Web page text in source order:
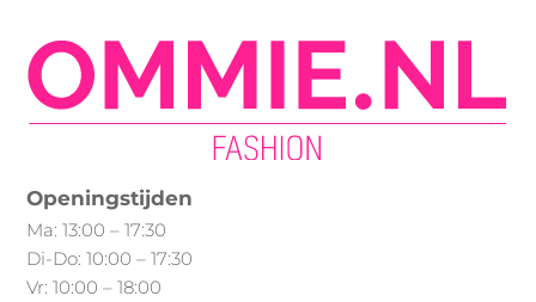
optie
kan
gekozen
worden
de
optie
gekozen
Openingstijden
Ma: 13:00 – 17:30
Di-Do: 10:00 – 17:30
Vr: 10:00 – 18:00